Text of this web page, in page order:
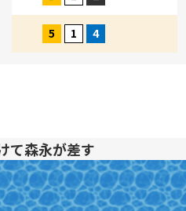
て森永が差す